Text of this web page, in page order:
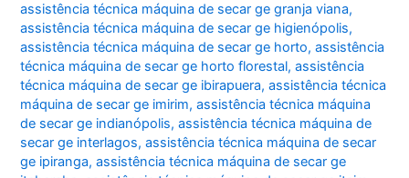
assistência técnica máquina de secar ge granja viana,
assistência técnica máquina de secar ge higienópolis,
assistência técnica máquina de secar ge horto,assistência
técnica máquina de secar ge horto florestal,assistência
técnica máquina de secar ge ibirapuera,assistência técnica
máquina de secar ge imirim,assistência técnica máquina
de secar ge indianópolis,assistência técnica máquina de
secar ge interlagos,assistência técnica máquina de secar
ge ipiranga,assistência técnica máquina de secar ge